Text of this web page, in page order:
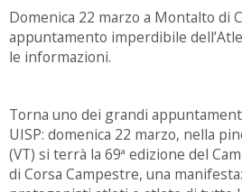
Domenica 22 marzo a Montalto di
appuntamento imperdibile
le informazioni.
Torna uno dei grandi
UISP: domenica 22 marzo, nella
(VT) si terrà la 69ª edizione del
di Corsa Campestre, una